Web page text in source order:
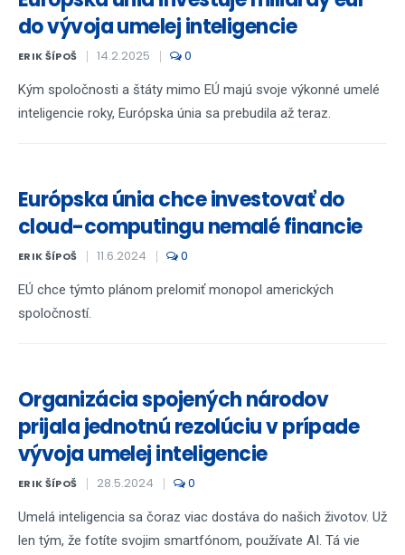
do vývoja umelej inteligencie
ERIK ŠÍPOŠ 14.2.2025 0
Kým spoločnosti a štáty mimo EÚ majú svoje výkonné umelé
inteligencie roky, Európska únia sa prebudila až teraz.
Európska únia chce investovať do
cloud-computingu nemalé financie
ERIK ŠÍPOŠ 11.6.2024 0
EÚ chce týmto plánom prelomiť monopol amerických
spoločností.
Organizácia spojených národov
prijala jednotnú rezolúciu v prípade
vývoja umelej inteligencie
ERIK ŠÍPOŠ 28.5.2024 0
Umelá inteligencia sa čoraz viac dostáva do našich životov. Už
len tým, že fotíte svojim smartfónom, používate AI. Tá vie